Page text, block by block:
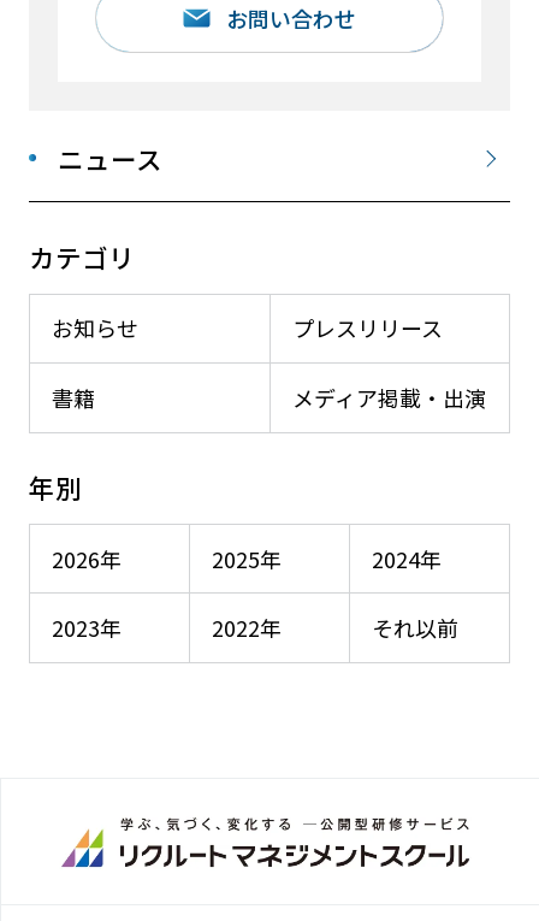
ニュース
カテゴリ
お知らせ プレスリリース
メディア掲載・出演
書籍
年別
2026年 2025年 2024年
2023年 2022年 それ以前
お問い合わせ